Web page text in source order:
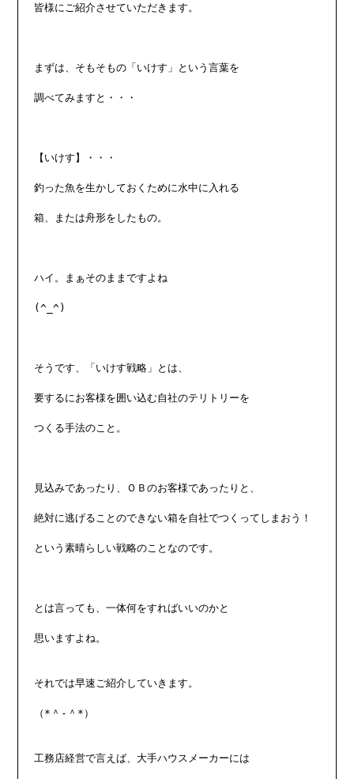
皆様にご紹介させていただきます。
まずは、そもそもの「いけす」という言葉を
調べてみますと・・・
【いけす】・・・
釣った魚を生かしておくために水中に入れる
箱、または舟形をしたもの。
ハイ。まぁそのままですよね
(^_^)
そうです、「いけす戦略」とは、
要するにお客様を囲い込む自社のテリトリーを
つくる手法のこと。
見込みであったり、ＯＢのお客様であったりと、
絶対に逃げることのできない箱を自社でつくってしまおう！
という素晴らしい戦略のことなのです。
とは言っても、一体何をすればいいのかと
思いますよね。
それでは早速ご紹介していきます。
（*＾-＾*）
工務店経営で言えば、大手ハウスメーカーには